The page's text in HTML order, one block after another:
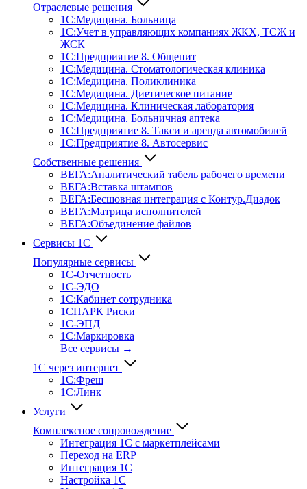
Отраслевые решения
1С:Медицина. Больница
1C:Учет в управляющих компаниях ЖКХ, ТСЖ и
ЖСК
1С:Предприятие 8. Общепит
1С:Медицина. Стоматологическая клиника
1С:Медицина. Поликлиника
1С:Медицина. Диетическое питание
1С:Медицина. Клиническая лаборатория
1С:Медицина. Больничная аптека
1С:Предприятие 8. Такси и аренда автомобилей
1С:Предприятие 8. Автосервис
Собственные решения
ВЕГА:Аналитичес­кий табель рабочего времени
ВЕГА:Вставка штампов
ВЕГА:Бесшовная интеграция с Контур.Диадок
ВЕГА:Матрица исполнителей
ВЕГА:Объединение файлов
Сервисы 1С
Популярные сервисы
1С-Отчет­ность
1С-ЭДО
1С:Кабинет сотрудника
1СПАРК Риски
1С-ЭПД
1С:Маркировка
Все сервисы →
1С через интернет
1С:Фреш
1С:Линк
Услуги
Комплексное сопровождение
Интеграция 1С с маркетплейсами
Переход на ERP
Интеграция 1С
Настройка 1С